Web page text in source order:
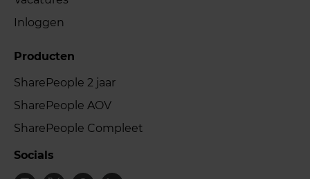
Inloggen
Producten
SharePeople 2 jaar
SharePeople AOV
SharePeople Compleet
Socials